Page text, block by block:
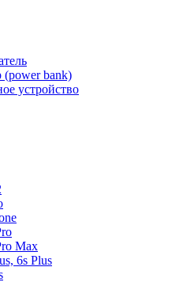
bank)
устройство
Max
6s Plus